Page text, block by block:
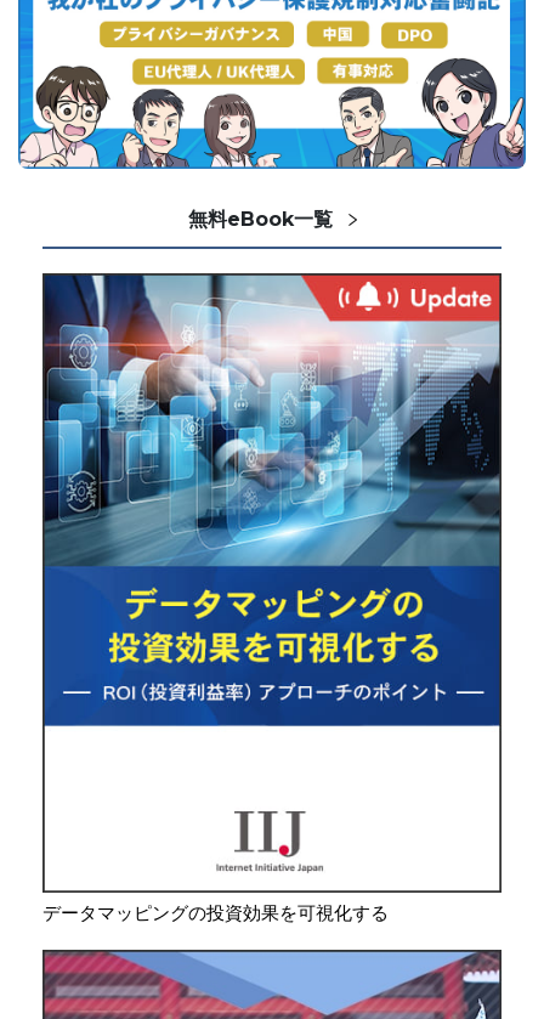
無料eBook一覧
データマッピングの投資効果を可視化する